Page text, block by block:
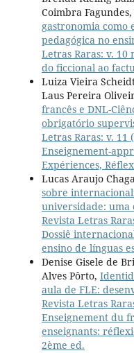
Coimbra
gastronomia como
pedagógica no
Letras Raras: v. 10
do ficcional ao
Luiza Vieira
Laus Pereira
francês e DNL-
obrigatório
Letras Raras: v. 11
Enseignement-
Expériences,
Lucas Araujo
sobre
universidade:
Revista Letras
Dossiê
ensino de línguas
Denise Gisele de
Alves Pôrto,
aula de FLE:
Revista Letras
Enseignement du
enseignants:
2ème ed.